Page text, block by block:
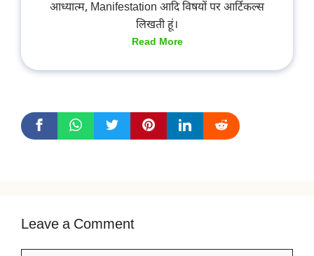
आध्यात्म, Manifestation आदि विषयों पर आर्टिकल्स
लिखती हूं।
Read More
Leave a Comment